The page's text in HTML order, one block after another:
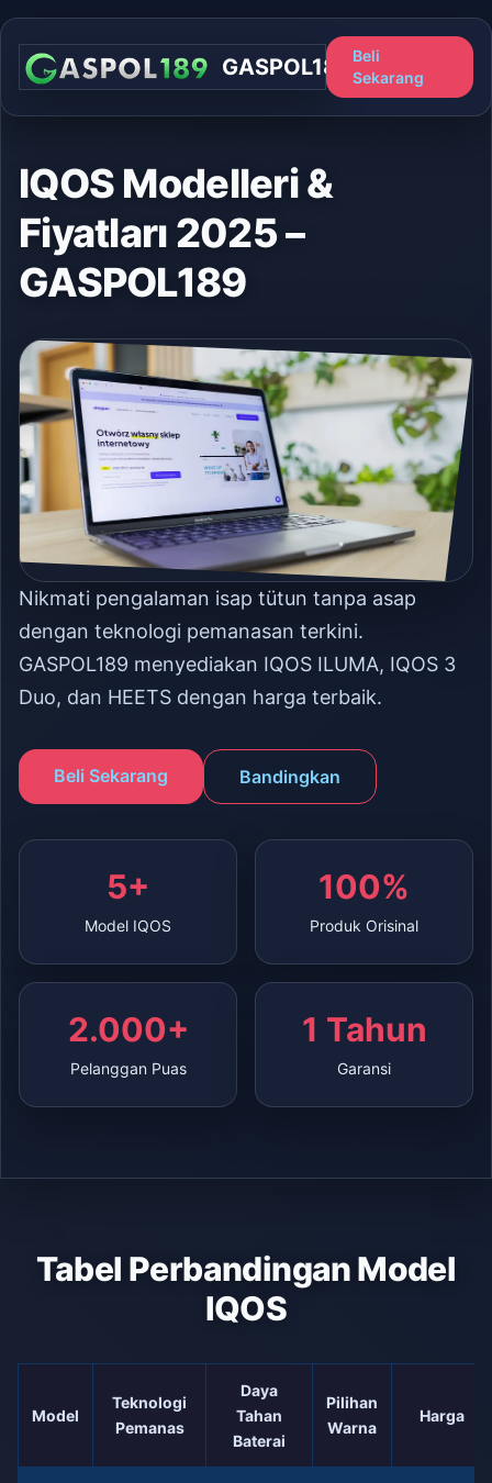
GASPOL189
Beli
Sekarang
IQOS Modelleri &
Fiyatları 2025 –
GASPOL189
Nikmati pengalaman isap tütun tanpa asap
dengan teknologi pemanasan terkini.
GASPOL189 menyediakan IQOS ILUMA, IQOS 3
Duo, dan HEETS dengan harga terbaik.
Beli Sekarang Bandingkan
5+
Model IQOS
100%
Produk Orisinal
2.000+
Pelanggan Puas
1 Tahun
Garansi
Tabel Perbandingan Model
IQOS
Model
Teknologi
Pemanas
Daya
Tahan
Baterai
Pilihan
Warna
Harga